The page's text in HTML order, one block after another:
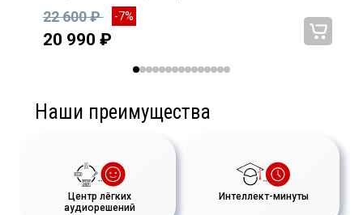
22 600 ₽ -7%
20 990 ₽
Наши преимущества
Центр лёгких
аудиорешений
Интеллект-минуты